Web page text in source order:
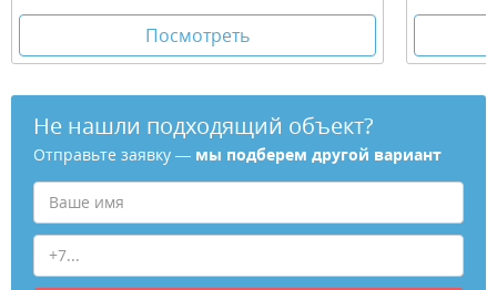
Посмотреть
Не нашли подходящий объект?
Отправьте заявку — мы подберем другой вариант